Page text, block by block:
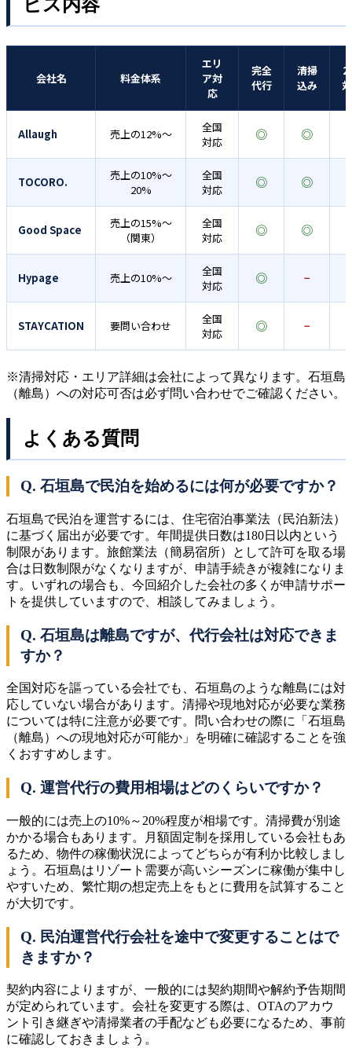
ビス内容
会社名 料金体系
エリ
ア対
応
完全
代行
清掃
込み
Allaugh 売上の12%～
全国
対応
◎ ◎
TOCORO.
売上の10%～
20%
全国
対応
◎ ◎
Good Space
売上の15%～
（関東）
全国
対応
◎ ◎
Hypage 売上の10%～
全国
対応
◎ −
STAYCATION 要問い合わせ
全国
対応
◎ −
※清掃対応・エリア詳細は会社によって異なります。石垣島
（離島）への対応可否は必ず問い合わせでご確認ください。
よくある質問
Q. 石垣島で民泊を始めるには何が必要ですか？
石垣島で民泊を運営するには、住宅宿泊事業法（民泊新法）
に基づく届出が必要です。年間提供日数は180日以内という
制限があります。旅館業法（簡易宿所）として許可を取る場
合は日数制限がなくなりますが、申請手続きが複雑になりま
す。いずれの場合も、今回紹介した会社の多くが申請サポー
トを提供していますので、相談してみましょう。
Q. 石垣島は離島ですが、代行会社は対応できま
すか？
全国対応を謳っている会社でも、石垣島のような離島には対
応していない場合があります。清掃や現地対応が必要な業務
については特に注意が必要です。問い合わせの際に「石垣島
（離島）への現地対応が可能か」を明確に確認することを強
くおすすめします。
Q. 運営代行の費用相場はどのくらいですか？
一般的には売上の10%～20%程度が相場です。清掃費が別途
かかる場合もあります。月額固定制を採用している会社もあ
るため、物件の稼働状況によってどちらが有利か比較しまし
ょう。石垣島はリゾート需要が高いシーズンに稼働が集中し
やすいため、繁忙期の想定売上をもとに費用を試算すること
が大切です。
Q. 民泊運営代行会社を途中で変更することはで
きますか？
契約内容によりますが、一般的には契約期間や解約予告期間
が定められています。会社を変更する際は、OTAのアカウ
ント引き継ぎや清掃業者の手配なども必要になるため、事前
に確認しておきましょう。